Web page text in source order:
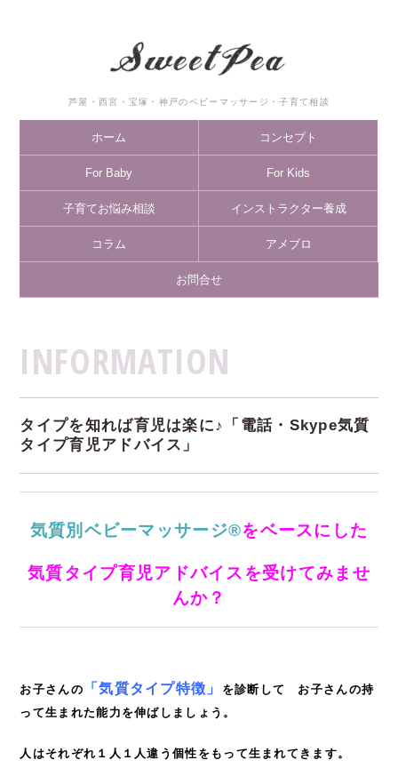
芦屋・西宮・宝塚・神戸のベビーマッサージ・子育て相談
ホーム コンセプト
For Baby For Kids
子育てお悩み相談 インストラクター養成
コラム アメブロ
お問合せ
INFORMATION
タイプを知れば育児は楽に♪「電話・Skype気質
タイプ育児アドバイス」
気質別ベビーマッサージ®をベースにした
気質タイプ育児アドバイスを受けてみませ
んか？
お子さんの 「気質タイプ特徴」
を診断して お子さんの持
って生まれた能力を伸ばしましょう。
人はそれぞれ１人１人違う個性をもって生まれてきます。